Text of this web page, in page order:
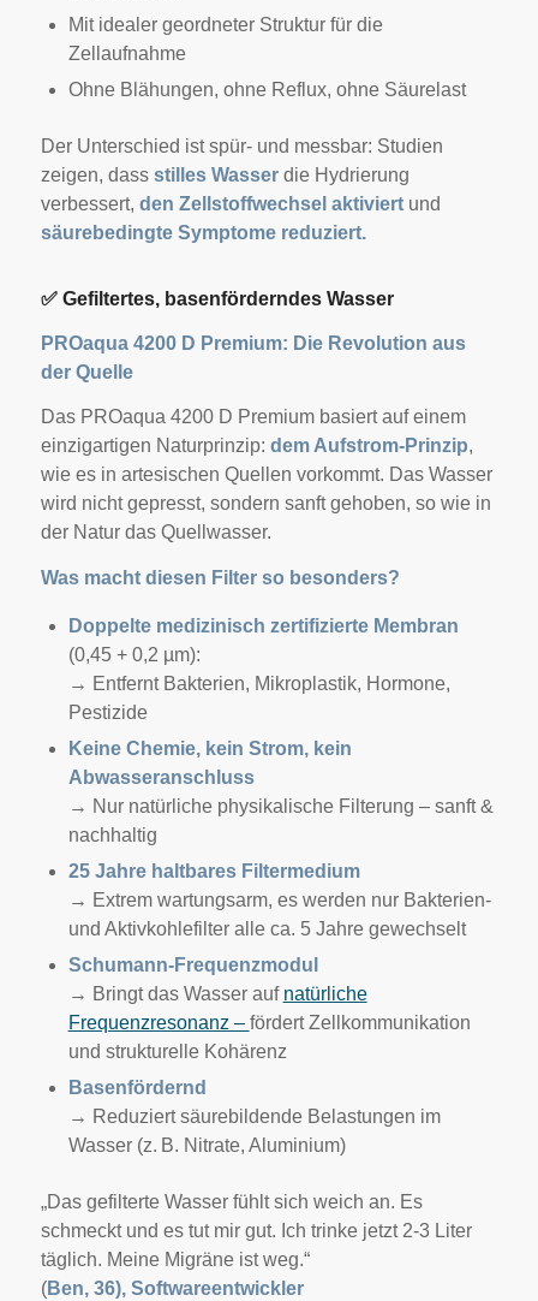
Mit idealer geordneter Struktur für die
Zellaufnahme
Ohne Blähungen, ohne Reflux, ohne Säurelast
Der Unterschied ist spür- und messbar: Studien
zeigen, dass stilles Wasserdie Hydrierung
verbessert, den Zellstoffwechsel aktiviertund
säurebedingte Symptome reduziert.
✅Gefiltertes, basenförderndes Wasser
PROaqua 4200 D Premium: Die Revolution aus
der Quelle
Das PROaqua 4200 D Premium basiert auf einem
einzigartigen Naturprinzip: dem Aufstrom-Prinzip,
wie es in artesischen Quellen vorkommt. Das Wasser
wird nicht gepresst, sondern sanft gehoben, so wie in
der Natur das Quellwasser.
Was macht diesen Filter so besonders?
Doppelte medizinisch zertifizierte Membran
(0,45 + 0,2 µm):
→ Entfernt Bakterien, Mikroplastik, Hormone,
Pestizide
Keine Chemie, kein Strom, kein
Abwasseranschluss
→ Nur natürliche physikalische Filterung – sanft &
nachhaltig
25 Jahre haltbares Filtermedium
→ Extrem wartungsarm, es werden nur Bakterien-
und Aktivkohlefilter alle ca. 5 Jahre gewechselt
Schumann-Frequenzmodul
→ Bringt das Wasser auf natürliche
Frequenzresonanz – fördert Zellkommunikation
und strukturelle Kohärenz
Basenfördernd
→ Reduziert säurebildende Belastungen im
Wasser (z. B. Nitrate, Aluminium)
„Das gefilterte Wasser fühlt sich weich an. Es
schmeckt und es tut mir gut. Ich trinke jetzt 2-3 Liter
täglich. Meine Migräne ist weg.“
(Ben, 36), Softwareentwickler